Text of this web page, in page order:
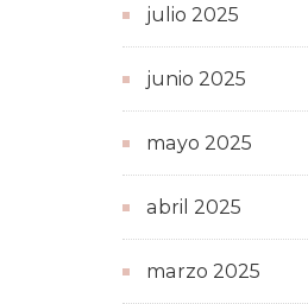
julio 2025
junio 2025
mayo 2025
abril 2025
marzo 2025